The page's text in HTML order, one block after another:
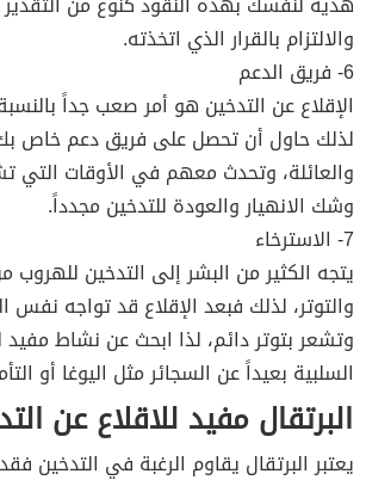
والالتزام بالقرار الذي اتخذته.
6- فريق الدعم
الإقلاع عن التدخين هو أمر صعب جداً
لذلك حاول أن تحصل على فريق دعم خاص بك
والعائلة، وتحدث معهم في الأوقات التي
وشك الانهيار والعودة للتدخين مجدداً.
7- الاسترخاء
يتجه الكثير من البشر إلى التدخين
والتوتر، لذلك فبعد الإقلاع قد تواجه
وتشعر بتوتر دائم، لذا ابحث عن نشاط
السلبية بعيداً عن السجائر مثل اليوغا أو
البرتقال مفيد للاقلاع عن
يعتبر البرتقال يقاوم الرغبة في التدخين